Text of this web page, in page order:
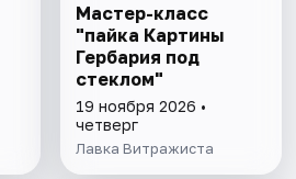
Мастер-класс
"пайка Картины
Гербария под
стеклом"
19 ноября 2026 •
четверг
Лавка Витражиста